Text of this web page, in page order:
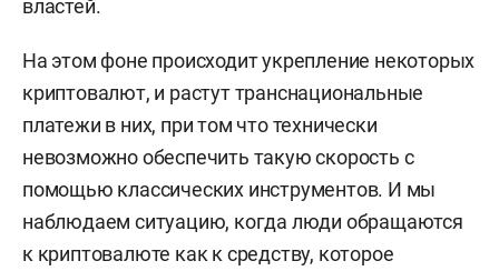
властей.
На этом фоне происходит укрепление некоторых
криптовалют, и растут транснациональные
платежи в них, при том что технически
невозможно обеспечить такую скорость с
помощью классических инструментов. И мы
наблюдаем ситуацию, когда люди обращаются
к криптовалюте как к средству, которое